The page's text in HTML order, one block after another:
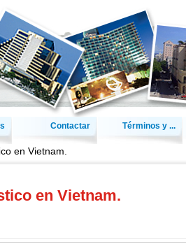
Contactar Términos y ...
en Vietnam.
en Vietnam.